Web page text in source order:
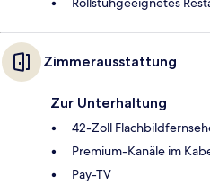
Zimmerausstattung
Zur Unterhaltung
42-Zoll
Premium-Kanäle im
Pay-TV